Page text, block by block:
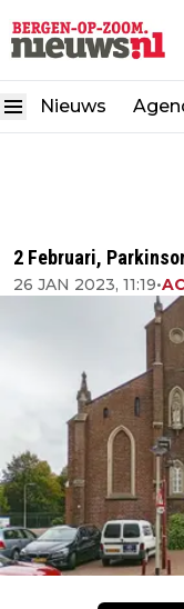
Nieuws
2 Februari,
26 JAN 2023, 11:19•